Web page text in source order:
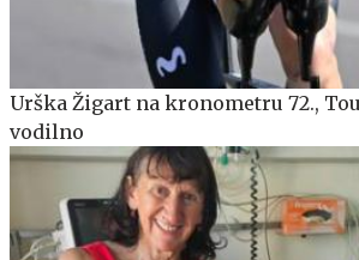
Urška Žigart na kronometru 72.,
vodilno